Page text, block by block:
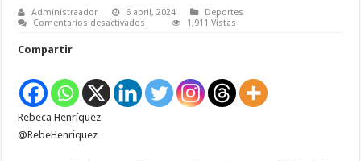
Administraador 6 abril, 2024
Deportes
Comentarios desactivados
de
la
Liga
1,911 Vistas
Compartir
Rebeca Henríquez
@RebeHenriquez